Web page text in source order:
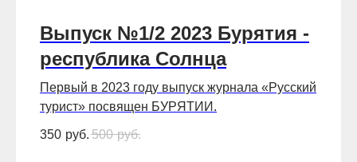
Выпуск №1/2 2023 Бурятия -
республика Солнца
Первый в 2023 году выпуск журнала «Русский
турист» посвящен БУРЯТИИ.
350 руб. 500 руб.